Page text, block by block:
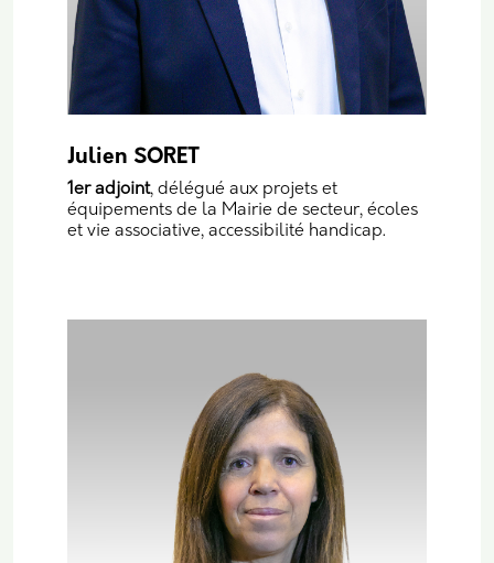
Julien SORET
1er adjoint, délégué aux projets et
équipements de la Mairie de secteur, écoles
et vie associative, accessibilité handicap.